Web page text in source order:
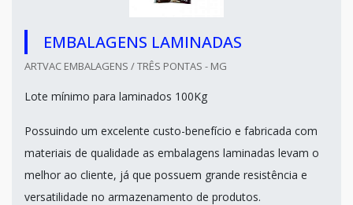
EMBALAGENS LAMINADAS
ARTVAC EMBALAGENS / TRÊS PONTAS - MG
Lote mínimo para laminados 100Kg
Possuindo um excelente custo-benefício e fabricada com
materiais de qualidade as embalagens laminadas levam o
melhor ao cliente, já que possuem grande resistência e
versatilidade no armazenamento de produtos.